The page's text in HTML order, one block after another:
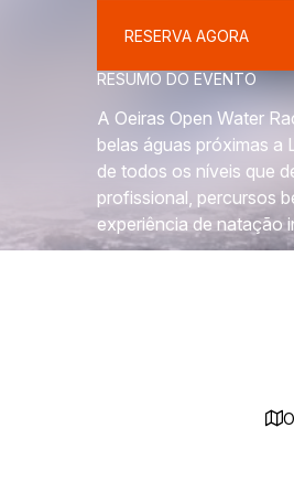
RESERVA AGORA
RESUMO DO EVENTO
A Oeiras Open Water
belas águas próximas a
de todos os níveis que
profissional, percursos
experiência de natação